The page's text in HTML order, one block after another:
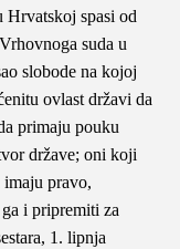
Hrvatskoj spasi od
suda u
slobodena kojoj
ovlast državi da
primaju pouku
države; oni koji
pravo,
i pripremiti za
1. lipnja